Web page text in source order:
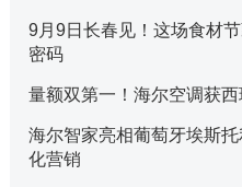
9月9日长春见！这场食材
密码
量额双第一！海尔空调获
海尔智家亮相葡萄牙埃斯
化营销